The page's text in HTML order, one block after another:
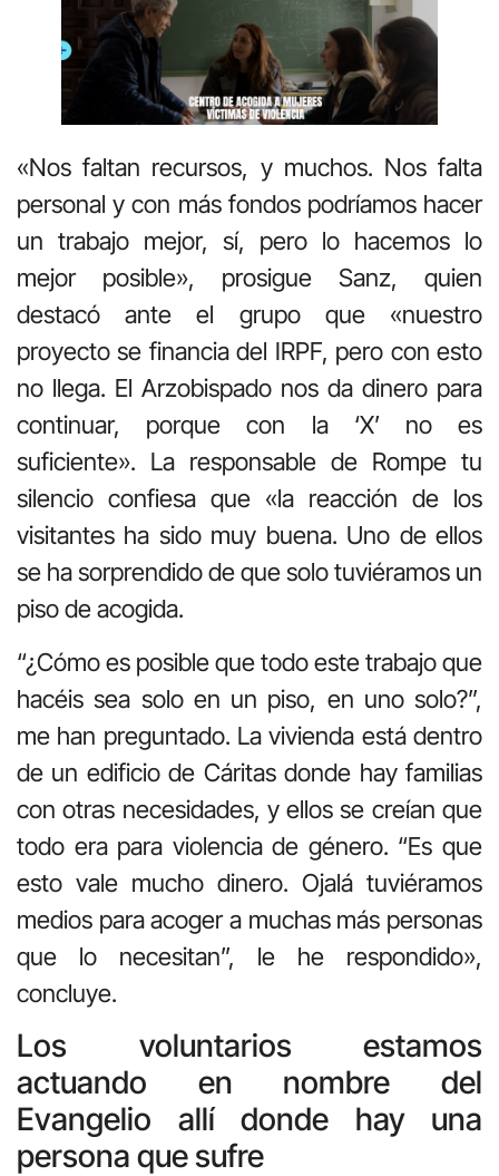
«Nos faltan recursos, y muchos. Nos falta
personal y con más fondos podríamos hacer
un trabajo mejor, sí, pero lo hacemos lo
mejor posible», prosigue Sanz, quien
destacó ante el grupo que «nuestro
proyecto se financia del IRPF, pero con esto
no llega. El Arzobispado nos da dinero para
continuar, porque con la ‘X’ no es
suficiente». La responsable de Rompe tu
silencio confiesa que «la reacción de los
visitantes ha sido muy buena. Uno de ellos
se ha sorprendido de que solo tuviéramos un
piso de acogida.
“¿Cómo es posible que todo este trabajo que
hacéis sea solo en un piso, en uno solo?”,
me han preguntado. La vivienda está dentro
de un edificio de Cáritas donde hay familias
con otras necesidades, y ellos se creían que
todo era para violencia de género. “Es que
esto vale mucho dinero. Ojalá tuviéramos
medios para acoger a muchas más personas
que lo necesitan”, le he respondido»,
concluye.
Los voluntarios estamos
actuando en nombre del
Evangelio allí donde hay una
persona que sufre